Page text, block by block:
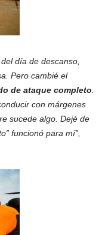
día de descanso,
Pero cambié el
de ataque completo
con márgenes
sucede algo. Dejé de
funcionó para mí”,